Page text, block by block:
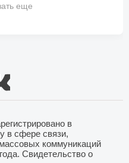
еще
в
в сфере связи,
коммуникаций
Свидетельство о